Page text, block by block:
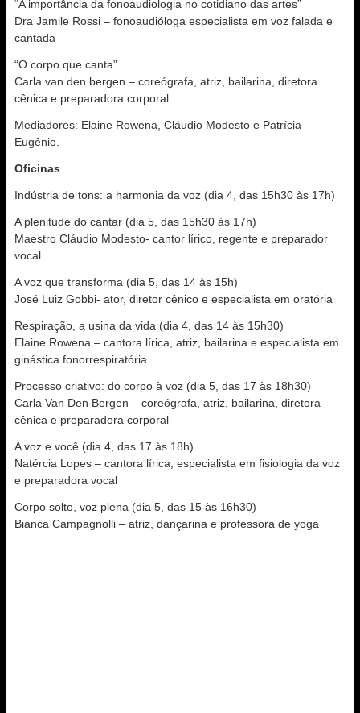
“A importância da fonoaudiologia no cotidiano das artes”
Dra Jamile Rossi – fonoaudióloga especialista em voz falada e
cantada
“O corpo que canta”
Carla van den bergen – coreógrafa, atriz, bailarina, diretora
cênica e preparadora corporal
Mediadores: Elaine Rowena, Cláudio Modesto e Patrícia
Eugênio.
Oficinas
Indústria de tons: a harmonia da voz (dia 4, das 15h30 às 17h)
A plenitude do cantar (dia 5, das 15h30 às 17h)
Maestro Cláudio Modesto- cantor lírico, regente e preparador
vocal
A voz que transforma (dia 5, das 14 às 15h)
José Luiz Gobbi- ator, diretor cênico e especialista em oratória
Respiração, a usina da vida (dia 4, das 14 às 15h30)
Elaine Rowena – cantora lírica, atriz, bailarina e especialista em
ginástica fonorrespiratória
Processo criativo: do corpo à voz (dia 5, das 17 às 18h30)
Carla Van Den Bergen – coreógrafa, atriz, bailarina, diretora
cênica e preparadora corporal
A voz e você (dia 4, das 17 às 18h)
Natércia Lopes – cantora lírica, especialista em fisiologia da voz
e preparadora vocal
Corpo solto, voz plena (dia 5, das 15 às 16h30)
Bianca Campagnolli – atriz, dançarina e professora de yoga